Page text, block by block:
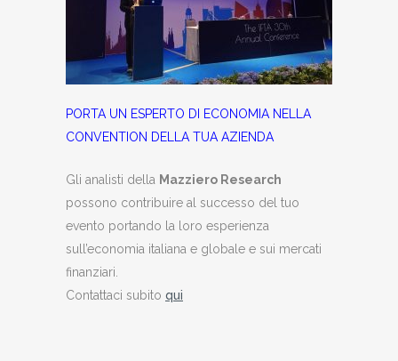
PORTA UN ESPERTO DI ECONOMIA NELLA
CONVENTION DELLA TUA AZIENDA
Gli analisti della Mazziero Research
possono contribuire al successo del tuo
evento portando la loro esperienza
sull’economia italiana e globale e sui mercati
finanziari.
Contattaci subito qui